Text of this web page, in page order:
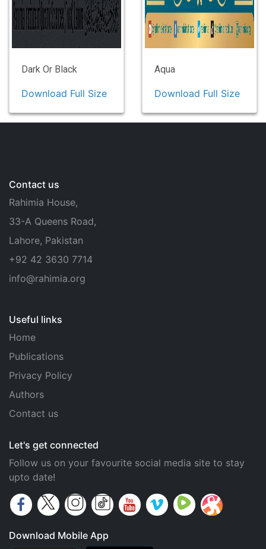
Dark Or Black
Download Full Size
Aqua
Download Full Size
Contact us
Rahimia House,
33-A Queens Road,
Lahore, Pakistan
+92 42 3630 7714
info@rahimia.org
Useful links
Home
Publications
Privacy Policy
Authors
Contact us
Let's get connected
Follow us on your favourite social media site to stay
upto date!
Download Mobile App